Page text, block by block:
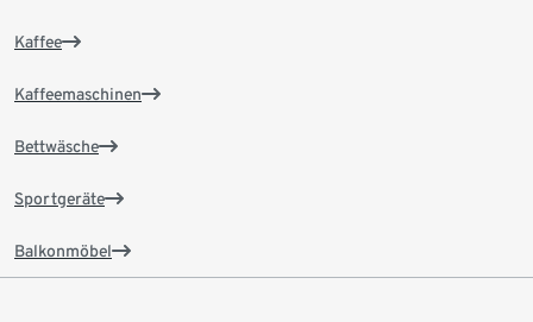
Kaffee
Kaffeemaschinen
Bettwäsche
Sportgeräte
Balkonmöbel